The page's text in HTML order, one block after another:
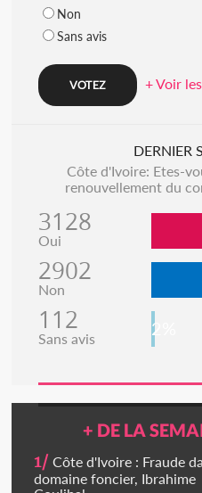
Non
Sans avis
+ Voir
DERNIER
Côte d'Ivoire: Etes-
renouvellement du
3128
Oui
2902
Non
112
Sans avis 2%
+ DE LA
1/ Côte d'Ivoire : Fraude
domaine foncier, Ibrahime